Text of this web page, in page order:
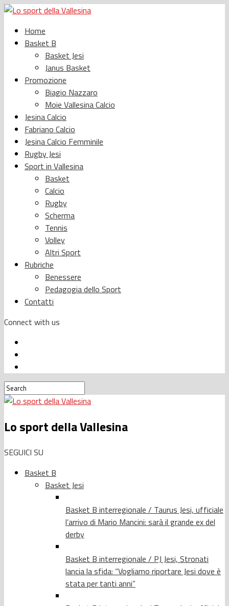
Home
Basket B
Basket Jesi
Janus Basket
Promozione
Biagio Nazzaro
Moie Vallesina Calcio
Jesina Calcio
Fabriano Calcio
Jesina Calcio Femminile
Rugby Jesi
Sport in Vallesina
Basket
Calcio
Rugby
Scherma
Tennis
Volley
Altri Sport
Rubriche
Benessere
Pedagogia dello Sport
Contatti
Connect with us
Lo sport della Vallesina
SEGUICI SU
Basket B
Basket Jesi
Basket B interregionale / Taurus Jesi, ufficiale
l’arrivo di Mario Mancini: sarà il grande ex del
derby
Basket B interregionale / PJ Jesi, Stronati
lancia la sfida: “Vogliamo riportare Jesi dove è
stata per tanti anni”